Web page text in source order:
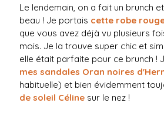
Le lendemain, on a fait un brunch
beau ! Je portais cette robe
que vous avez déjà vu plusieurs
mois. Je la trouve super chic et
elle était parfaite pour ce brunch !
mes sandales Oran noires
habituelle) et bien évidemment
de soleil Céline sur le nez !